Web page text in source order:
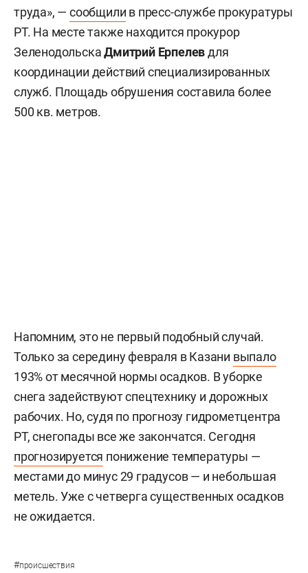
труда», — сообщили в пресс-службе прокуратуры
РТ. На месте также находится прокурор
ЗеленодольскаДмитрий Ерпелевдля
координации действий специализированных
служб. Площадь обрушения составила более
500 кв. метров.
Напомним, это не первый подобный случай.
Только за середину февраля в Казани выпало
193% от месячной нормы осадков. В уборке
снега задействуют спецтехнику и дорожных
рабочих. Но, судя по прогнозу гидрометцентра
РТ, снегопады все же закончатся. Сегодня
прогнозируется понижение температуры —
местами до минус 29 градусов — и небольшая
метель. Уже с четверга существенных осадков
не ожидается.
#происшествия